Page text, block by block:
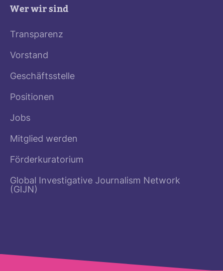
Wer wir sind
Transparenz
Vorstand
Geschäftsstelle
Positionen
Jobs
Mitglied werden
Förderkuratorium
Global Investigative Journalism Network
(GIJN)